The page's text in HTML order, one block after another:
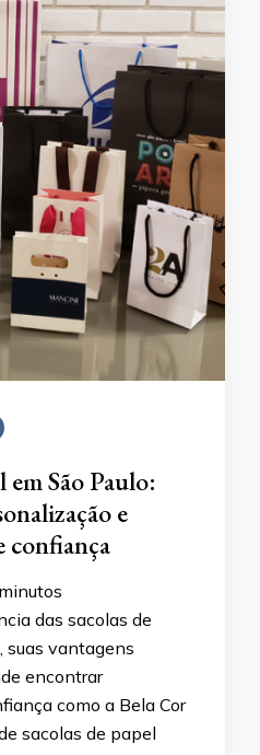
em São Paulo:
e
confiança
minutos
das sacolas de
suas vantagens
encontrar
como a Bela Cor
sacolas de papel